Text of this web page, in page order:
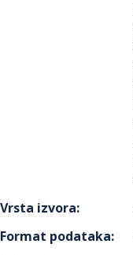
Vrsta izvora:
Format podataka: